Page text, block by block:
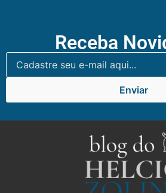
Receba
Enviar